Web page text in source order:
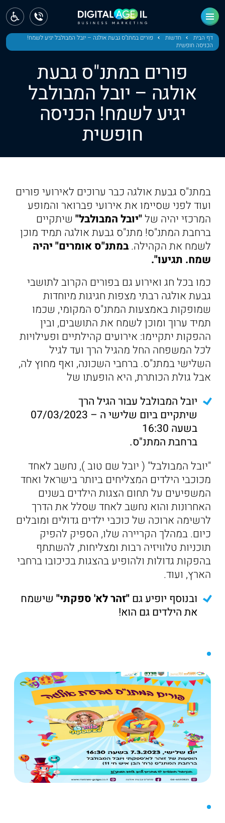
דף הבית חדשות
פורים במתנ"ס גבעת אולגה – יובל המבולבל יגיע לשמח!
הכניסה חופשית
פורים במתנ"ס גבעת
אולגה – יובל המבולבל
יגיע לשמח! הכניסה
חופשית
במתנ"ס גבעת אולגה כבר ערוכים לאירועי פורים
ועוד לפני שסיימו את אירועי פברואר והמופע
המרכזי יהיה של"יובל המבולבל"שיתקיים
ברחבת המתנ"ס! מתנ"ס גבעת אולגה תמיד מוכן
לשמח את הקהילה.במתנ"ס אומרים" יהיה
שמח. תגיעו".
כמו בכל חג ואירוע גם בפורים הקרוב לתושבי
גבעת אולגה רבתי מצפות חגיגות מיוחדות
שמופקות באמצעות המתנ"ס המקומי, שכמו
תמיד ערוך ומוכן לשמח את התושבים, ובין
ההפקות יתקיימו: אירועים קהילתיים ופעילויות
לכל המשפחה החל מהגיל הרך ועד לגיל
השלישי במתנ"ס. ברחבי השכונה, ואף מחוץ לה,
אבל גולת הכותרת, היא הופעתו של
יובל המבולבל עבור הגיל הרך
שיתקיים ביום שלישי ה – 07/03/2023
בשעה 16:30
ברחבת המתנ"ס.
"יובל המבולבל" ( יובל שם טוב ), נחשב לאחד
מכוכבי הילדים המצליחים ביותר בישראל ואחד
המשפיעים על תחום הצגות הילדים בשנים
האחרונות והוא נחשב לאחד שסלל את הדרך
לרשימה ארוכה של כוכבי ילדים גדולים ומובלים
כיום. במהלך הקריירה שלו, הספיק להפיק
תוכניות טלוויזיה רבות ומצליחות, להשתתף
בהפקות גדולות ולהופיע בהצגות בכיכובו ברחבי
הארץ, ועוד.
ובנוסף יופיע גם"זהר לא' ספקתי"שישמח
את הילדים גם הוא!
ראשי
חדשות
מחוז חיפה
מחוז מרכז
מחוז דרום